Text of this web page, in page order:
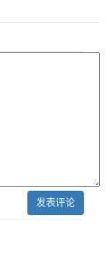
发表评论